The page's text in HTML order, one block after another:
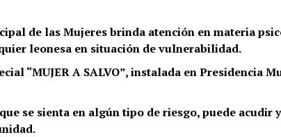
de las Mujeres brinda atención en materia
leonesa en situación de vulnerabilidad.
“MUJER A SALVO”, instalada en Presidencia
se sienta en algún tipo de riesgo, puede acudir